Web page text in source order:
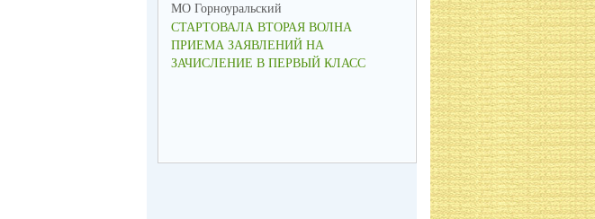
МО Горноуральский
СТАРТОВАЛА ВТОРАЯ ВОЛНА
ПРИЕМА ЗАЯВЛЕНИЙ НА
ЗАЧИСЛЕНИЕ В ПЕРВЫЙ КЛАСС
МО Горноуральский
ВОСПИТАНИЕ: МЫСЛИМ ПО-
НОВОМУ, ДЕЙСТВУЕМ